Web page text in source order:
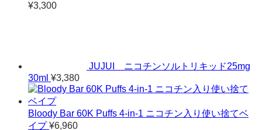
¥3,300
JUJUI ニコチンソルトリキッド25mg
30ml ¥3,380
Bloody Bar 60K Puffs 4-in-1 ニコチン入り使い捨てベ
イプ ¥6,960